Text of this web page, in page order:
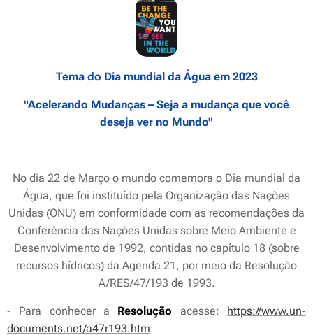
Tema do Dia mundial da Água em 2023
"Acelerando Mudanças – Seja a mudança que você
deseja ver no Mundo"
No dia 22 de Março o mundo comemora o Dia mundial da
Água, que foi instituído pela Organização das Nações
Unidas (ONU) em conformidade com as recomendações da
Conferência das Nações Unidas sobre Meio Ambiente e
Desenvolvimento de 1992, contidas no capítulo 18 (sobre
recursos hídricos) da Agenda 21, por meio da Resolução
A/RES/47/193 de 1993.
- Para conhecer a Resolução acesse: https://www.un-
documents.net/a47r193.htm